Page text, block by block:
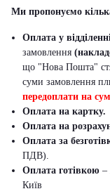
Ми пропонуємо
Оплата у
замовлення
що "Нова Пошта"
суми замовлення
передоплати на
Оплата на картку.
Оплата на
Оплата за
ПДВ).
Оплата готівкою –
Київ